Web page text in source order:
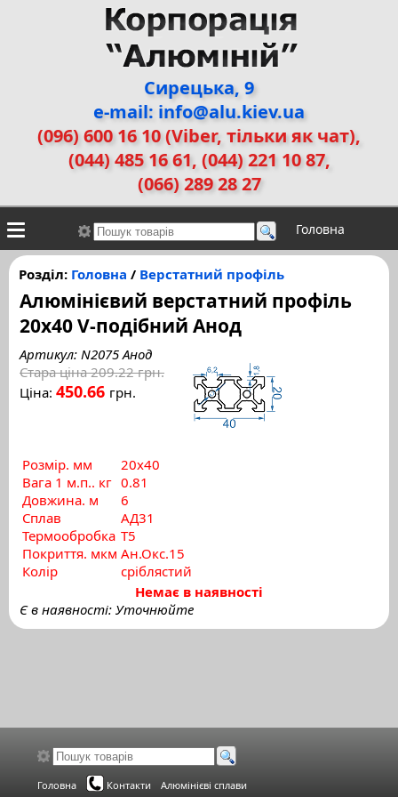
Сирецька, 9
e-mail: info@alu.kiev.ua
(096) 600 16 10 (Viber, тільки як чат),
(044) 485 16 61, (044) 221 10 87,
(066) 289 28 27
Головна
Контакти Алюмінієві сплави Галерея робіт
ДЕМЗ Двері прихованого монтажу
Розділ: Головна / Верстатний профіль
Алюмінієвий верстатний профіль
20x40 V-подібний Анод
Артикул: N2075 Анод
Стара ціна209.22 грн.
Ціна: 450.66 грн.
Розмір. мм
Вага 1 м.п.. кг
Довжина. м
Сплав
Термообробка
Покриття. мкм
Колір
20х40
0.81
6
АД31
Т5
Ан.Окс.15
сріблястий
Немає в наявності
Є в наявності: Уточнюйте
Головна Контакти Алюмінієві сплави